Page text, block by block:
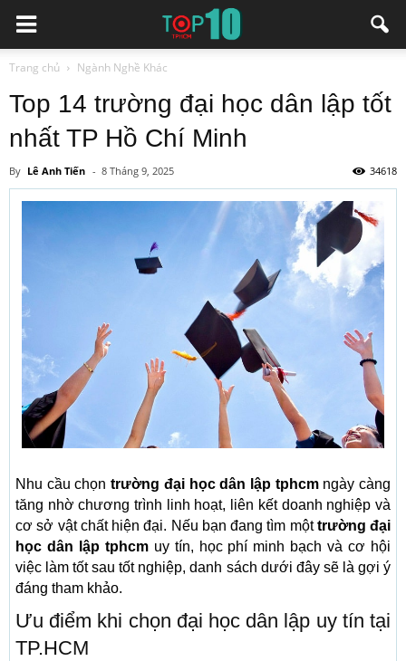
Trang chủ Ngành Nghề Khác
Top 14 trường đại học dân lập tốt
nhất TP Hồ Chí Minh
By Lê Anh Tiến - 8 Tháng 9, 2025 34618
Nhu cầu chọntrường đại học dân lập tphcmngày càng
tăng nhờ chương trình linh hoạt, liên kết doanh nghiệp và
cơ sở vật chất hiện đại. Nếu bạn đang tìm mộttrường đại
học dân lập tphcmuy tín, học phí minh bạch và cơ hội
việc làm tốt sau tốt nghiệp, danh sách dưới đây sẽ là gợi ý
đáng tham khảo.
Ưu điểm khi chọn đại học dân lập uy tín tại
TP.HCM